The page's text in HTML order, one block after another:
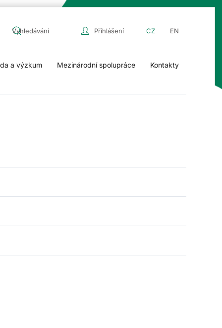
Přihlášení CZ EN
a výzkum Mezinárodní spolupráce Kontakty